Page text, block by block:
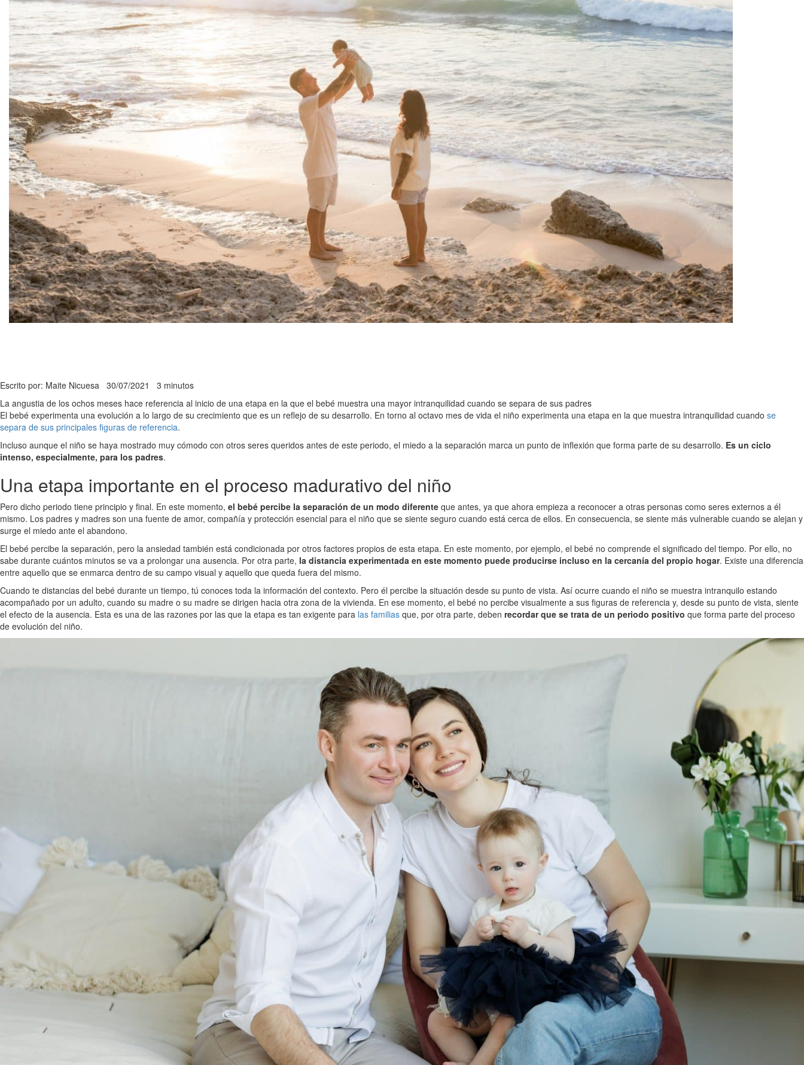
Escrito por: Maite Nicuesa 30/07/2021 3 minutos
La angustia de los ochos meses hace referencia al inicio de una etapa en la que el bebé muestra una mayor intranquilidad cuando se separa de sus padres
El bebé experimenta una evolución a lo largo de su crecimiento que es un reflejo de su desarrollo. En torno al octavo mes de vida el niño experimenta una etapa en la que muestra intranquilidad cuando se
separa de sus principales figuras de referencia.
Incluso aunque el niño se haya mostrado muy cómodo con otros seres queridos antes de este periodo, el miedo a la separación marca un punto de inflexión que forma parte de su desarrollo. Es un ciclo
intenso, especialmente, para los padres.
Una etapa importante en el proceso madurativo del niño
Pero dicho periodo tiene principio y final. En este momento, el bebé percibe la separación de un modo diferente que antes, ya que ahora empieza a reconocer a otras personas como seres externos a él
mismo. Los padres y madres son una fuente de amor, compañía y protección esencial para el niño que se siente seguro cuando está cerca de ellos. En consecuencia, se siente más vulnerable cuando se alejan y
surge el miedo ante el abandono.
El bebé percibe la separación, pero la ansiedad también está condicionada por otros factores propios de esta etapa. En este momento, por ejemplo, el bebé no comprende el significado del tiempo. Por ello, no
sabe durante cuántos minutos se va a prolongar una ausencia. Por otra parte, la distancia experimentada en este momento puede producirse incluso en la cercanía del propio hogar. Existe una diferencia
entre aquello que se enmarca dentro de su campo visual y aquello que queda fuera del mismo.
Cuando te distancias del bebé durante un tiempo, tú conoces toda la información del contexto. Pero él percibe la situación desde su punto de vista. Así ocurre cuando el niño se muestra intranquilo estando
acompañado por un adulto, cuando su madre o su madre se dirigen hacia otra zona de la vivienda. En ese momento, el bebé no percibe visualmente a sus figuras de referencia y, desde su punto de vista, siente
el efecto de la ausencia. Esta es una de las razones por las que la etapa es tan exigente para las familias que, por otra parte, deben recordar que se trata de un periodo positivo que forma parte del proceso
de evolución del niño.